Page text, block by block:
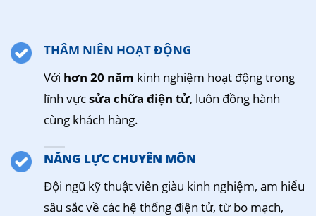
THÂM NIÊN HOẠT ĐỘNG
Với hơn 20 năm kinh nghiệm hoạt động trong
lĩnh vựcsửa chữa điện tử, luôn đồng hành
cùng khách hàng.
NĂNG LỰC CHUYÊN MÔN
Đội ngũ kỹ thuật viên giàu kinh nghiệm, am hiểu
sâu sắc về các hệ thống điện tử, từ bo mạch,